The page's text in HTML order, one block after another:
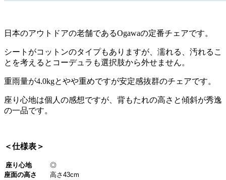
日本のアウトドアの老舗であるOgawaの定番チェアです。
シートがコットンのタイプもありますが、濡れる、汚れるこ
とを考えるとコーデュラも選択肢から外せません。
重雨量が4.0kgとやや重めですが安定感抜群のチェアです。
座り心地は個人の感想ですが、背もたれの高さと傾斜が秀逸
の一品です。
＜仕様表＞
座り心地
◎
座面の高さ
高さ43cm